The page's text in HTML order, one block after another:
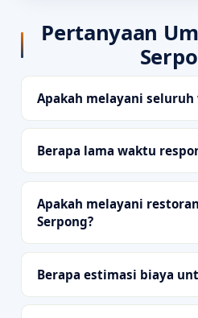
Pertanyaan
Apakah melayani seluruh
Berapa lama waktu
Apakah melayani
Serpong?
Berapa estimasi biaya